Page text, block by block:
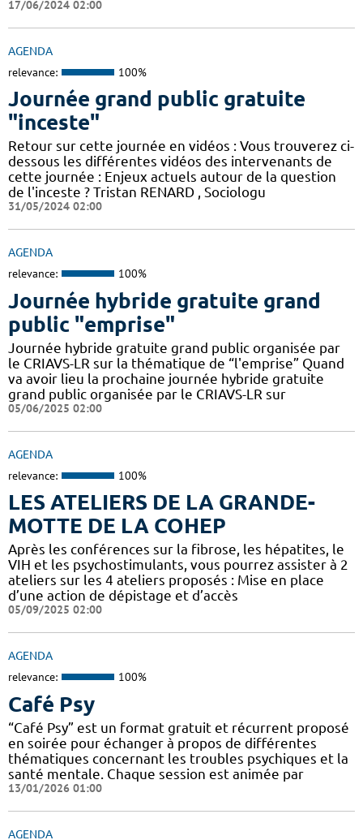
17/06/2024 02:00
AGENDA
relevance: 100%
Journée grand public gratuite
"inceste"
Retour sur cette journée en vidéos : Vous trouverez ci-
dessous les différentes vidéos des intervenants de
cette journée : Enjeux actuels autour de la question
de l'inceste ? Tristan RENARD , Sociologu
31/05/2024 02:00
AGENDA
relevance: 100%
Journée hybride gratuite grand
public "emprise"
Journée hybride gratuite grand public organisée par
le CRIAVS-LR sur la thématique de “l'emprise” Quand
va avoir lieu la prochaine journée hybride gratuite
grand public organisée par le CRIAVS-LR sur
05/06/2025 02:00
AGENDA
relevance: 100%
LES ATELIERS DE LA GRANDE-
MOTTE DE LA COHEP
Après les conférences sur la fibrose, les hépatites, le
VIH et les psychostimulants, vous pourrez assister à 2
ateliers sur les 4 ateliers proposés : Mise en place
d’une action de dépistage et d’accès
05/09/2025 02:00
AGENDA
relevance: 100%
Café Psy
“Café Psy” est un format gratuit et récurrent proposé
en soirée pour échanger à propos de différentes
thématiques concernant les troubles psychiques et la
santé mentale. Chaque session est animée par
13/01/2026 01:00
AGENDA